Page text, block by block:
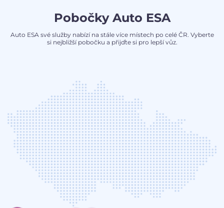
Pobočky Auto ESA
Auto ESA své služby nabízí na stále více místech po celé ČR. Vyberte
si nejbližší pobočku a přijďte si pro lepší vůz.